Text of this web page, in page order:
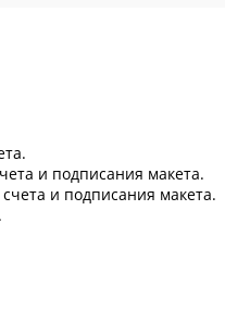
и подписания макета.
и подписания макета.